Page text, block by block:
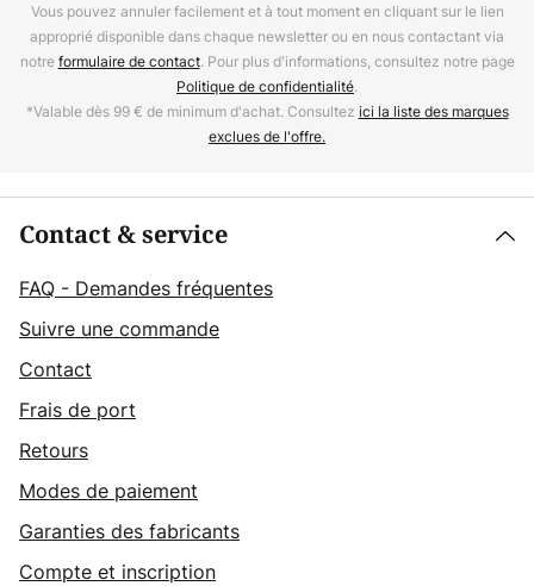
Vous pouvez annuler facilement et à tout moment en cliquant sur le lien
approprié disponible dans chaque newsletter ou en nous contactant via
notreformulaire de contact. Pour plus d'informations, consultez notre page
Politique de confidentialité.
*Valable dès 99 € de minimum d'achat. Consultez ici la liste des marques
exclues de l'offre.
Contact & service
FAQ - Demandes fréquentes
Suivre une commande
Contact
Frais de port
Retours
Modes de paiement
Garanties des fabricants
Compte et inscription